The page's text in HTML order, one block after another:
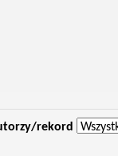
rekord